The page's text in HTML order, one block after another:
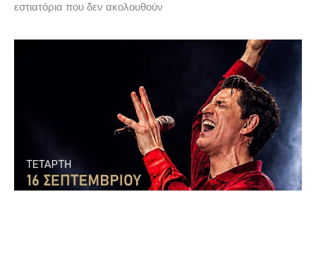
εστιατόρια που δεν ακολουθούν